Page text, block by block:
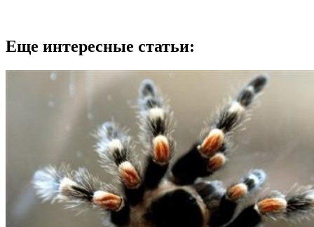
Еще интересные статьи: